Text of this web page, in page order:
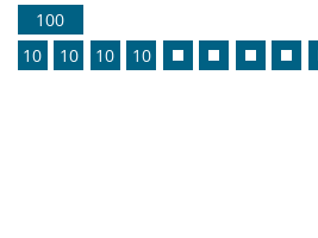
100
10
10 10 10